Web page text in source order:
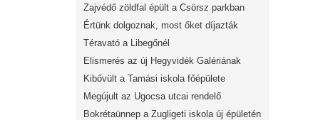
Zajvédő zöldfal épült a Csörsz parkban
Értünk dolgoznak, most őket díjazták
Téravató a Libegőnél
Elismerés az új Hegyvidék Galériának
Kibővült a Tamási iskola főépülete
Megújult az Ugocsa utcai rendelő
Bokrétaünnep a Zugligeti iskola új épületén